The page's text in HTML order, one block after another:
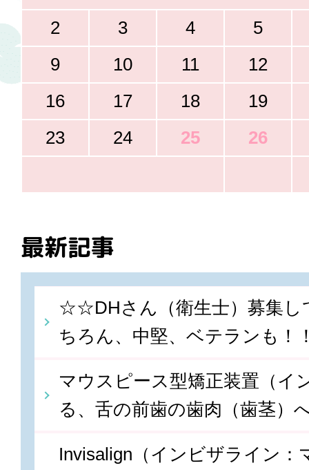
2 3 4
5
9
10 11
12
16
17 18
19
23
24 25 26
最新記事
☆☆DHさん（衛生士）募集し
ちろん、中堅、ベテランも！
マウスピース型矯正装置（イ
る、舌の前歯の歯肉（歯茎）
Invisalign（インビザライン：